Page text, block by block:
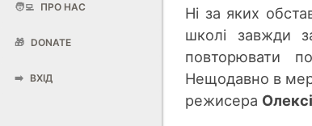
🧑‍💻 ПРО НАС
🎁 DONATE
➡️ ВХІД
Ні за яких
школі завжди
повторювати
Нещодавно в
режисера